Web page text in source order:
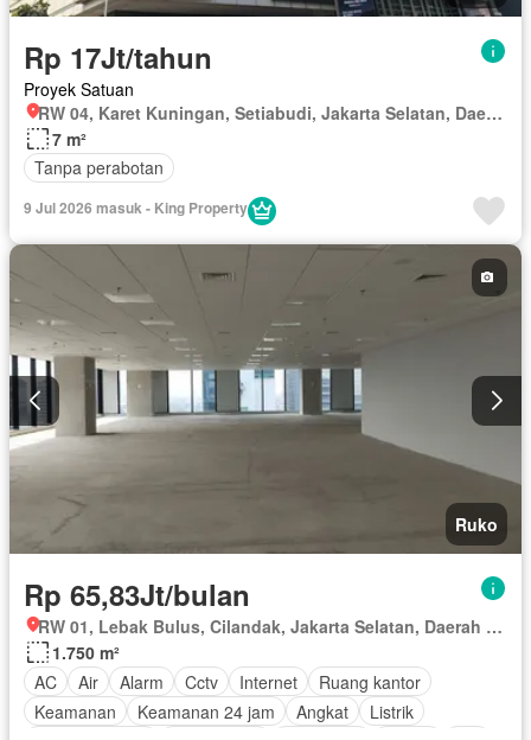
Rp 17Jt/tahun
Proyek Satuan
RW 04, Karet Kuningan, Setiabudi, Jakarta Selatan, Daerah Khusus Ibukota Jakarta
7 m²
Tanpa perabotan
9 Jul 2026 masuk - King Property
Ruko
Rp 65,83Jt/bulan
RW 01, Lebak Bulus, Cilandak, Jakarta Selatan, Daerah Khusus Ibukota Jakarta
1.750 m²
AC
Air Alarm Cctv Internet
Ruang kantor
Keamanan
Keamanan 24 jam Angkat
Listrik